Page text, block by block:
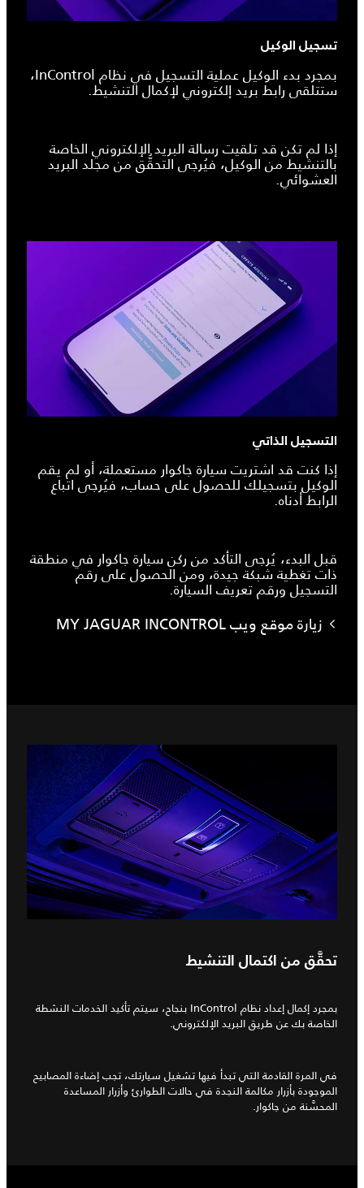
تسجيل الوكيل
بمجرد بدء الوكيل عملية التسجيل في نظام InControl،
ستتلقى رابط بريد إلكتروني لإكمال التنشيط.
إذا لم تكن قد تلقيت رسالة البريد الإلكتروني الخاصة
بالتنشيط من الوكيل، فيُرجى التحقُّق من مجلد البريد
العشوائي.
التسجيل الذاتي
إذا كنت قد اشتريت سيارة جاكوار مستعملة، أو لم يقم
الوكيل بتسجيلك للحصول على حساب، فيُرجى اتباع
الرابط أدناه.
قبل البدء، يُرجى التأكد من ركن سيارة جاكوار في منطقة
ذات تغطية شبكة جيدة، ومن الحصول على رقم
التسجيل ورقم تعريف السيارة.
زيارة موقع ويب MY JAGUAR INCONTROL
تحقَّق من اكتمال التنشيط
بمجرد إكمال إعداد نظام InControl بنجاح، سيتم تأكيد الخدمات النشطة
الخاصة بك عن طريق البريد الإلكتروني.
في المرة القادمة التي تبدأ فيها تشغيل سيارتك، تجب إضاءة المصابيح
الموجودة بأزرار مكالمة النجدة في حالات الطوارئ وأزرار المساعدة
المحسَّنة من جاكوار.